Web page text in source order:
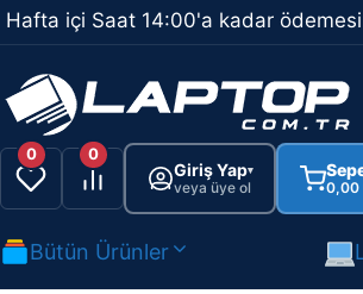
İçeriğe
atla
Hafta içi Saat 14:00'a kadar
0 0
Giriş Yap▾
veya üye ol 0,00
Bütün Ürünler